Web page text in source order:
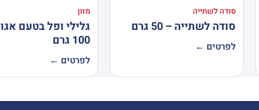
סודה לשתייה
סודה לשתייה – 50 גרם
לפרטים ←
מזון
גלילי ופל בטעם
100 גרם
לפרטים ←